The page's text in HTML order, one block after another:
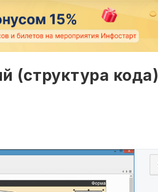
(структура кода)